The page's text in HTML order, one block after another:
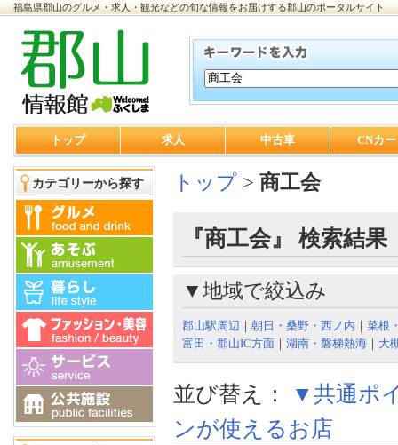
福島県郡山のグルメ・求人・観光などの旬な情報をお届けする郡山のポータルサイト
トップ 求人 中古車 CNカ
カテゴリーから探す トップ > 商工会
『商工会』 検索結
▼地域で絞込み
郡山駅周辺 ｜ 朝日・桑野・西ノ内 ｜ 菜根
富田・郡山IC方面 ｜ 湖南・磐梯熱海 ｜ 大
並び替え：
▼共通ポ
ンが使えるお店